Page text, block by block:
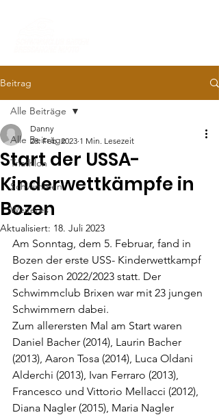
Beitrag
Alle Beiträge
Triathlon
Schwimmen
Weiteres
Alle Beiträge
Start der USSA-
Kinderwettkämpfe in
Bozen
Danny
28. Feb. 2023 1 Min. Lesezeit
Aktualisiert: 18. Juli 2023
Am Sonntag, dem 5. Februar, fand in
Bozen der erste USS- Kinderwettkampf
der Saison 2022/2023 statt. Der
Schwimmclub Brixen war mit 23 jungen
Schwimmern dabei.
Zum allerersten Mal am Start waren
Daniel Bacher (2014), Laurin Bacher
(2013), Aaron Tosa (2014), Luca Oldani
Alderchi (2013), Ivan Ferraro (2013),
Francesco und Vittorio Mellacci (2012),
Diana Nagler (2015), Maria Nagler